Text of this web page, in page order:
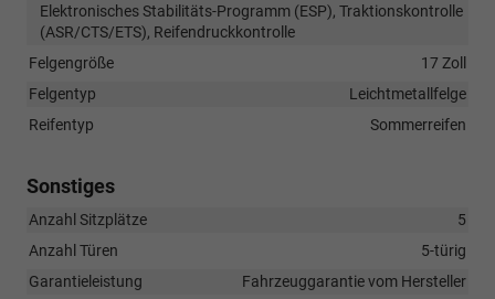
Elektronisches Stabilitäts-Programm (ESP), Traktionskontrolle
(ASR/CTS/ETS), Reifendruckkontrolle
Felgengröße
17 Zoll
Felgentyp
Leichtmetallfelge
Reifentyp
Sommerreifen
Sonstiges
Anzahl Sitzplätze
5
Anzahl Türen
5-türig
Garantieleistung
Fahrzeuggarantie vom Hersteller